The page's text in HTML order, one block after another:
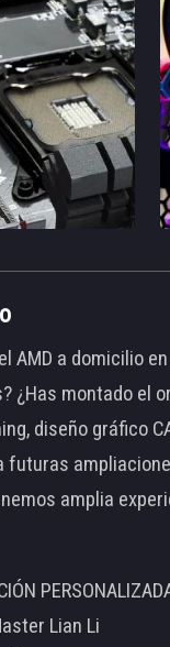
AMD a domicilio
¿Has montado el
diseño gráfico
amplia
Lian Li